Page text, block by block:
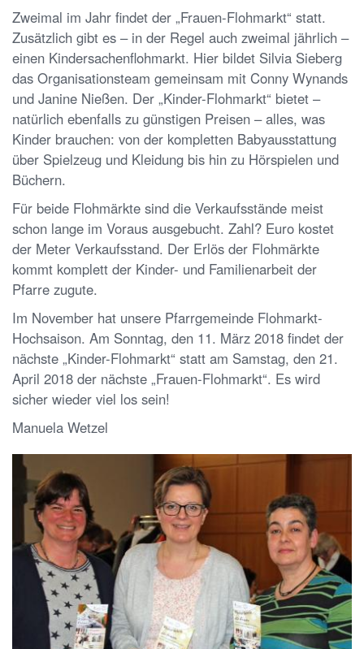
Zweimal im Jahr findet der „Frauen-Flohmarkt“ statt.
Zusätzlich gibt es – in der Regel auch zweimal jährlich –
einen Kindersachenflohmarkt. Hier bildet Silvia Sieberg
das Organisationsteam gemeinsam mit Conny Wynands
und Janine Nießen. Der „Kinder-Flohmarkt“ bietet –
natürlich ebenfalls zu günstigen Preisen – alles, was
Kinder brauchen: von der kompletten Babyausstattung
über Spielzeug und Kleidung bis hin zu Hörspielen und
Büchern.
Für beide Flohmärkte sind die Verkaufsstände meist
schon lange im Voraus ausgebucht. Zahl? Euro kostet
der Meter Verkaufsstand. Der Erlös der Flohmärkte
kommt komplett der Kinder- und Familienarbeit der
Pfarre zugute.
Im November hat unsere Pfarrgemeinde Flohmarkt-
Hochsaison. Am Sonntag, den 11. März 2018 findet der
nächste „Kinder-Flohmarkt“ statt am Samstag, den 21.
April 2018 der nächste „Frauen-Flohmarkt“. Es wird
sicher wieder viel los sein!
Manuela Wetzel